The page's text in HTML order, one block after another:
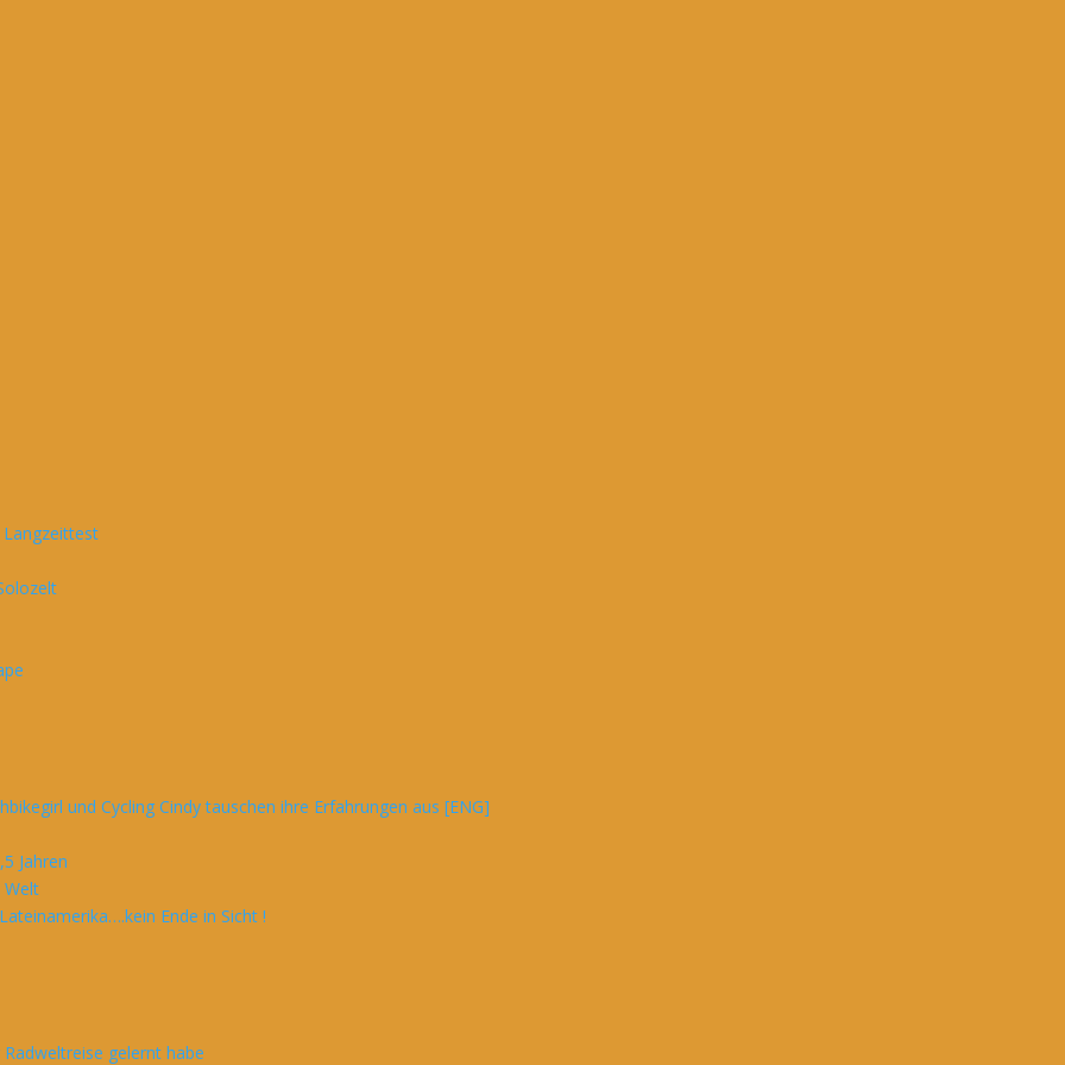
Langzeittest
und Cycling Cindy tauschen ihre Erfahrungen aus [ENG]
Jahren
Welt
Ende in Sicht !
gelernt habe